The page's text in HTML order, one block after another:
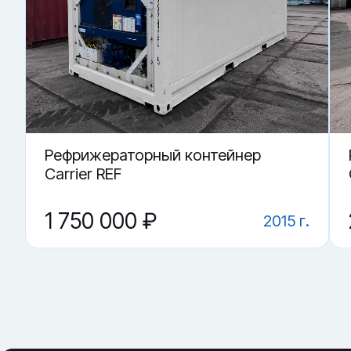
Купить «Double Door контейнер 40 футов» в Омске.
▼ От чего зависит цена на Double Door
▼ Что критично проверить?
▼ Для каких задач используют чаще всего?
▼ Где купить Double Door контейнер 40 футов
▼ Чем спецконтейнер полезнее обычного?
Рефрижераторный контейнер
Carrier REF
1 750 000 ₽ 2015 г.